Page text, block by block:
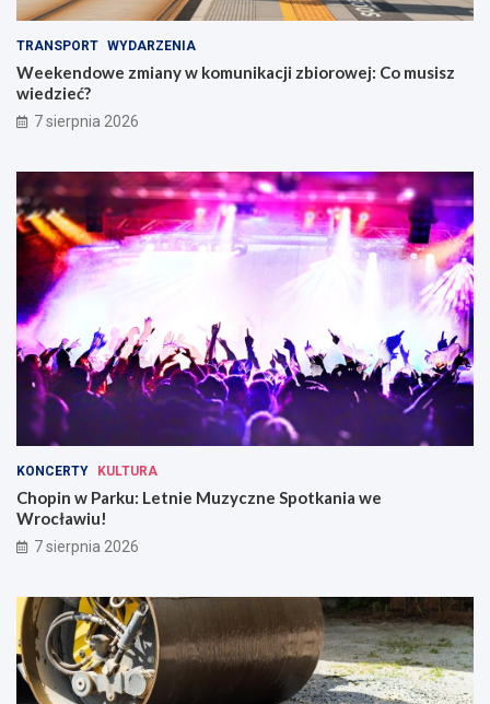
TRANSPORT WYDARZENIA
Weekendowe zmiany w komunikacji zbiorowej: Co musisz
wiedzieć?
7 sierpnia 2026
KONCERTY KULTURA
Chopin w Parku: Letnie Muzyczne Spotkania we
Wrocławiu!
7 sierpnia 2026